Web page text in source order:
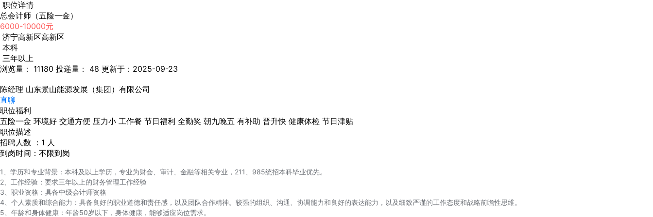
职位详情
总会计师（五险一金）
6000-10000元
济宁高新区高新区
本科
三年以上
浏览量： 11180 投递量： 48 更新于：2025-09-23
陈经理 山东景山能源发展（集团）有限公司
直聊
职位福利
五险一金 环境好 交通方便 压力小 工作餐 节日福利 全勤奖 朝九晚五 有补助 晋升快 健康体检 节日津贴
职位描述
招聘人数 ：1 人
到岗时间：不限到岗
1、学历和专业背景：本科及以上学历，专业为财会、审计、金融等相关专业，211、985统招本科毕业优先。
2、工作经验：要求三年以上的财务管理工作经验
3、职业资格：具备中级会计师资格
4、个人素质和综合能力：具备良好的职业道德和责任感，以及团队合作精神。较强的组织、沟通、协调能力和良好的表达能力，以及细致严谨的工作态度和战略前瞻性思维。
5、年龄和身体健康：年龄50岁以下，身体健康，能够适应岗位需求。